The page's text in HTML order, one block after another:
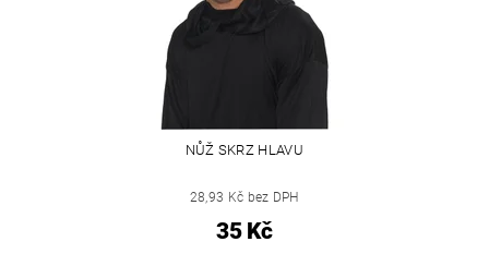
NŮŽ SKRZ HLAVU
28,93 Kč bez DPH
35 Kč